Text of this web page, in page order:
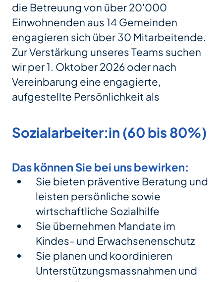
die Betreuung von über 20'000
Einwohnenden aus 14 Gemeinden
engagieren sich über 30 Mitarbeitende.
Zur Verstärkung unseres Teams suchen
wir per 1. Oktober 2026 oder nach
Vereinbarung eine engagierte,
aufgestellte Persönlichkeit als
Sozialarbeiter:in (60 bis 80%)
Das können Sie bei uns bewirken:
Sie bieten präventive Beratung und
leisten persönliche sowie
wirtschaftliche Sozialhilfe
Sie übernehmen Mandate im
Kindes- und Erwachsenenschutz
Sie planen und koordinieren
Unterstützungsmassnahmen und